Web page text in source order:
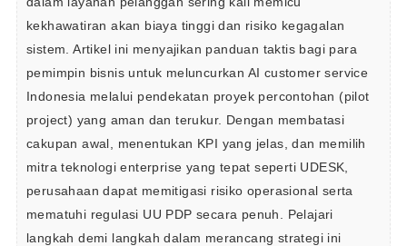
kekhawatiran akan biaya tinggi dan risiko kegagalan
sistem. Artikel ini menyajikan panduan taktis bagi para
pemimpin bisnis untuk meluncurkan AI customer service
Indonesia melalui pendekatan proyek percontohan (pilot
project) yang aman dan terukur. Dengan membatasi
cakupan awal, menentukan KPI yang jelas, dan memilih
mitra teknologi enterprise yang tepat seperti UDESK,
perusahaan dapat memitigasi risiko operasional serta
mematuhi regulasi UU PDP secara penuh. Pelajari
langkah demi langkah dalam merancang strategi ini